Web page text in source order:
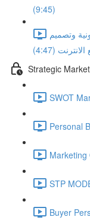
(9:45)
وتصميم
(4:47)
Strategic
SWOT
Personal
Marketing
STP
Buyer